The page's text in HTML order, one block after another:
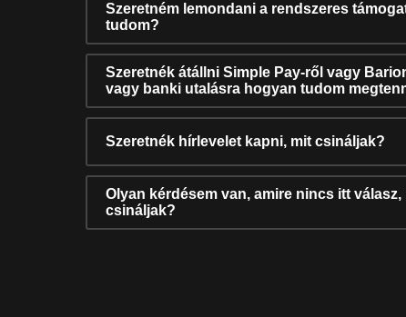
Szeretném lemondani a rendszeres
tudom?
Szeretnék átállni Simple Pay-ről vagy
vagy banki utalásra hogyan tudom
Szeretnék hírlevelet kapni, mit csináljak?
Olyan kérdésem van, amire nincs itt válasz,
csináljak?